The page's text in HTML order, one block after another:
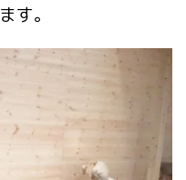
す。